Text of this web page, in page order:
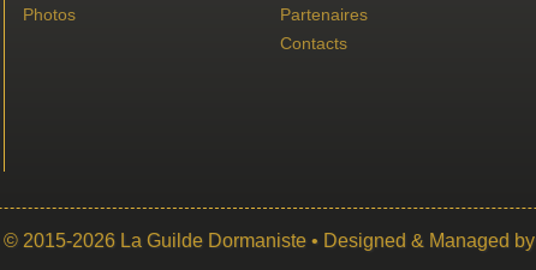
Photos
Partenaires
Contacts
© 2015-2026 La Guilde Dormaniste • Designed & Managed by